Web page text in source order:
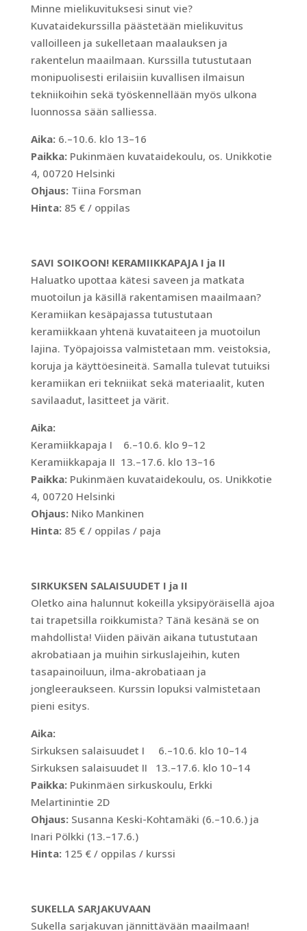
Minne mielikuvituksesi sinut vie?
Kuvataidekurssilla päästetään mielikuvitus
valloilleen ja sukelletaan maalauksen ja
rakentelun maailmaan. Kurssilla tutustutaan
monipuolisesti erilaisiin kuvallisen ilmaisun
tekniikoihin sekä työskennellään myös ulkona
luonnossa sään salliessa.
Aika:6.–10.6. klo 13–16
Paikka:Pukinmäen kuvataidekoulu, os. Unikkotie
4, 00720 Helsinki
Ohjaus:Tiina Forsman
Hinta:85 € / oppilas
SAVI SOIKOON! KERAMIIKKAPAJA I ja II
Haluatko upottaa kätesi saveen ja matkata
muotoilun ja käsillä rakentamisen maailmaan?
Keramiikan kesäpajassa tutustutaan
keramiikkaan yhtenä kuvataiteen ja muotoilun
lajina. Työpajoissa valmistetaan mm. veistoksia,
koruja ja käyttöesineitä. Samalla tulevat tutuiksi
keramiikan eri tekniikat sekä materiaalit, kuten
savilaadut, lasitteet ja värit.
Aika:
Keramiikkapaja I 6.–10.6. klo 9–12
Keramiikkapaja II 13.–17.6. klo 13–16
Paikka:Pukinmäen kuvataidekoulu, os. Unikkotie
4, 00720 Helsinki
Ohjaus:Niko Mankinen
Hinta: 85 € / oppilas / paja
SIRKUKSEN SALAISUUDET I ja II
Oletko aina halunnut kokeilla yksipyöräisellä ajoa
tai trapetsilla roikkumista? Tänä kesänä se on
mahdollista! Viiden päivän aikana tutustutaan
akrobatiaan ja muihin sirkuslajeihin, kuten
tasapainoiluun, ilma-akrobatiaan ja
jongleeraukseen. Kurssin lopuksi valmistetaan
pieni esitys.
Aika:
Sirkuksen salaisuudet I 6.–10.6. klo 10–14
Sirkuksen salaisuudet II 13.–17.6. klo 10–14
Paikka:Pukinmäen sirkuskoulu, Erkki
Melartinintie 2D
Ohjaus:Susanna Keski-Kohtamäki (6.–10.6.) ja
Inari Pölkki (13.–17.6.)
Hinta:125 € / oppilas / kurssi
SUKELLA SARJAKUVAAN
Sukella sarjakuvan jännittävään maailmaan!